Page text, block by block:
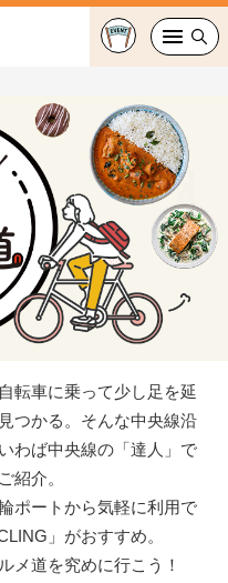
転車に乗って少し足を延
つかる。そんな中央線沿
わば中央線の「達人」で
紹介。
ポートから気軽に利用で
」がおすすめ。
メ道を究めに行こう！